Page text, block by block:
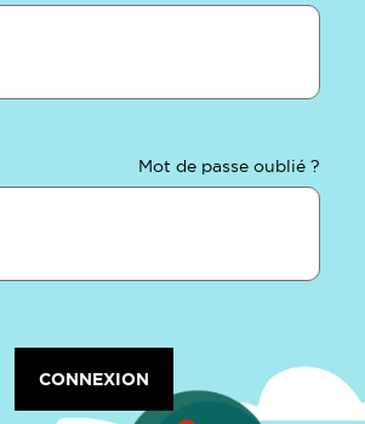
Mot de passe oublié ?
CONNEXION